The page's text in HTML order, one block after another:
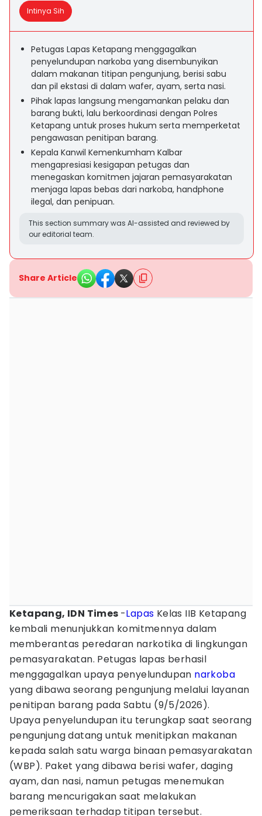
Intinya Sih
Petugas Lapas Ketapang menggagalkan
penyelundupan narkoba yang disembunyikan
dalam makanan titipan pengunjung, berisi sabu
dan pil ekstasi di dalam wafer, ayam, serta nasi.
Pihak lapas langsung mengamankan pelaku dan
barang bukti, lalu berkoordinasi dengan Polres
Ketapang untuk proses hukum serta memperketat
pengawasan penitipan barang.
Kepala Kanwil Kemenkumham Kalbar
mengapresiasi kesigapan petugas dan
menegaskan komitmen jajaran pemasyarakatan
menjaga lapas bebas dari narkoba, handphone
ilegal, dan penipuan.
This section summary was AI-assisted and reviewed by
our editorial team.
Share Article
Ketapang, IDN Times -Lapas Kelas IIB Ketapang
kembali menunjukkan komitmennya dalam
memberantas peredaran narkotika di lingkungan
pemasyarakatan. Petugas lapas berhasil
menggagalkan upaya penyelundupan narkoba
yang dibawa seorang pengunjung melalui layanan
penitipan barang pada Sabtu (9/5/2026).
Upaya penyelundupan itu terungkap saat seorang
pengunjung datang untuk menitipkan makanan
kepada salah satu warga binaan pemasyarakatan
(WBP). Paket yang dibawa berisi wafer, daging
ayam, dan nasi, namun petugas menemukan
barang mencurigakan saat melakukan
pemeriksaan terhadap titipan tersebut.